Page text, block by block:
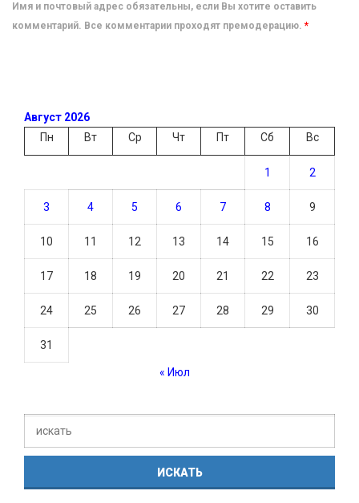
Имя и почтовый адрес обязательны, если Вы хотите оставить
комментарий. Все комментарии проходят премодерацию. *
Август 2026
Пн
Вт Ср Чт Пт Сб Вс
1 2
3 4 5 6 7 8 9
10 11 12 13 14 15 16
17 18 19 20 21 22 23
24 25 26 27 28 29 30
31
« Июл